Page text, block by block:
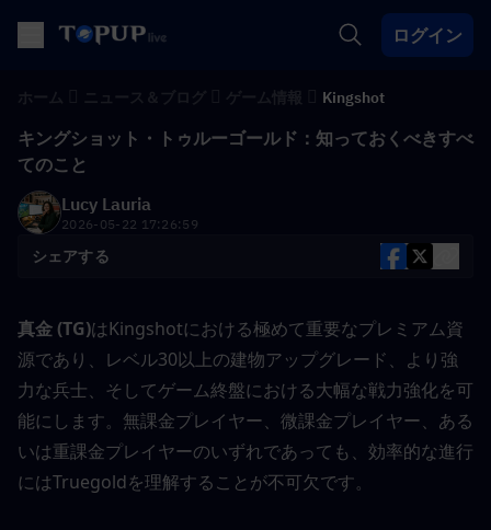
ログイン
Kingshot
キングショット・トゥルーゴールド：知っておくべきすべ
てのこと
Lucy Lauria
2026-05-22 17:26:59
シェアする
真金 (TG)はKingshotにおける極めて重要なプレミアム資
源であり、レベル30以上の建物アップグレード、より強
力な兵士、そしてゲーム終盤における大幅な戦力強化を可
能にします。無課金プレイヤー、微課金プレイヤー、ある
いは重課金プレイヤーのいずれであっても、効率的な進行
にはTruegoldを理解することが不可欠です。